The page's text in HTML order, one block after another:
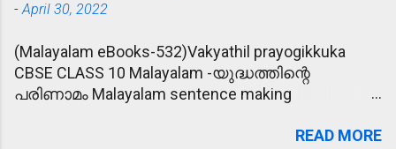
-April 30, 2022
(Malayalam eBooks-532)Vakyathil prayogikkuka
CBSE CLASS 10 Malayalam -യുദ്ധത്തിന്റെ
പരിണാമം Malayalam sentence making
READ MORE